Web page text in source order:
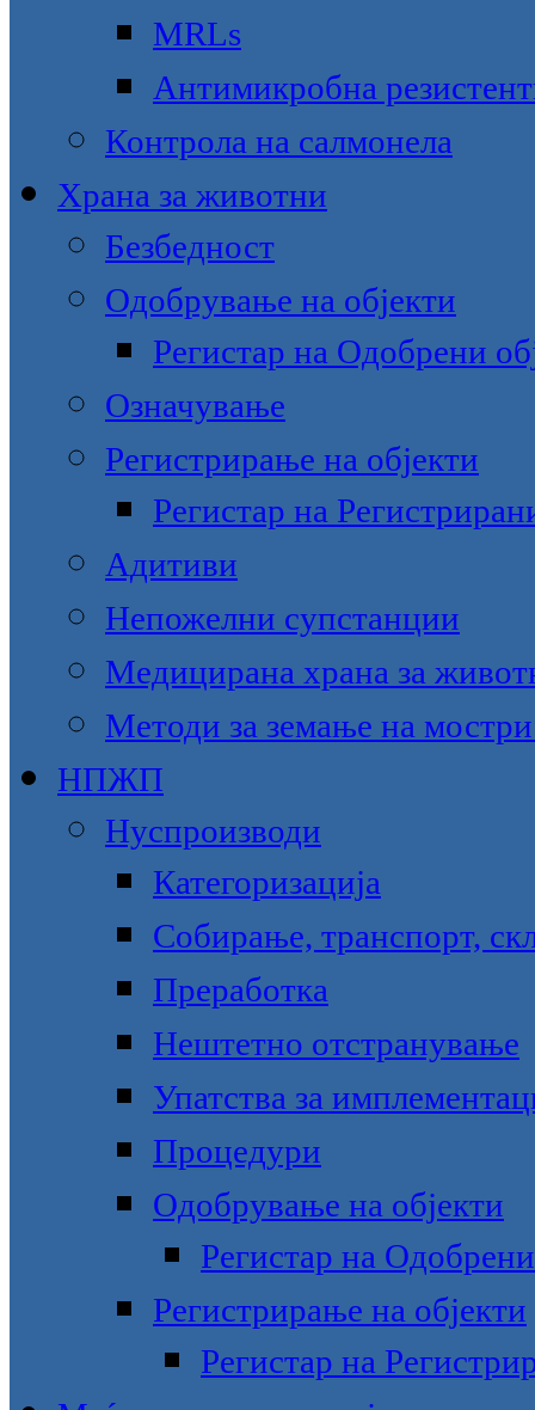
MRLs
Антимикробна
Контрола на салмонела
Храна за животни
Безбедност
Одобрување на објекти
Регистар на Одобрени
Означување
Регистрирање на објекти
Регистар на
Адитиви
Непожелни супстанции
Медицирана храна за
Методи за земање на
НПЖП
Нуспроизводи
Категоризација
Собирање, транспорт,
Преработка
Нештетно отстранување
Упатства за
Процедури
Одобрување на објекти
Регистар на
Регистрирање на објекти
Регистар на